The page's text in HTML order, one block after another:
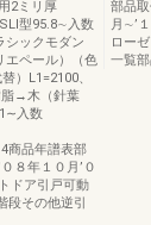
2ミリ厚
型95.8∼入数
シックモダン
エペール）（色
）L1=2100、
脂→木（針葉
入数
品年譜表部
８年１０月’０
ドア引戸可動
段その他逆引
部品
月∼’
ロー
一覧